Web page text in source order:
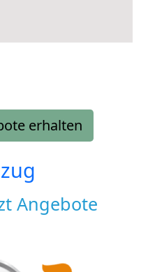
erhalten
Angebote